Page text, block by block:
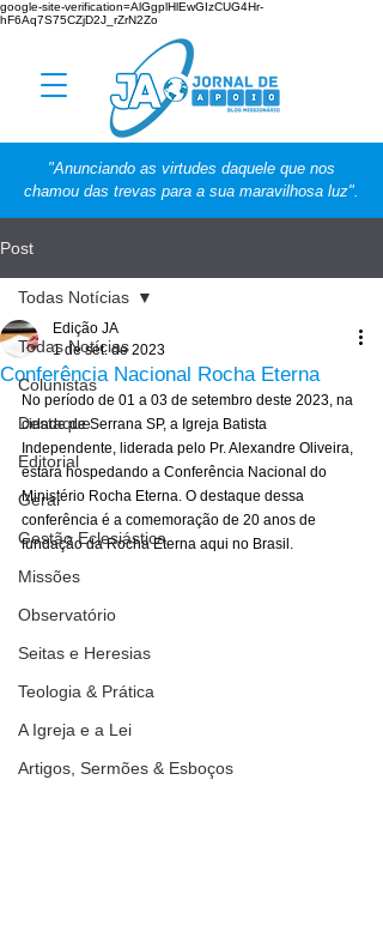
google-site-verification=AlGgplHlEwGIzCUG4Hr-
hF6Aq7S75CZjD2J_rZrN2Zo
"Anunciando as virtudes daquele que nos
chamou das trevas para a sua maravilhosa luz".
Post
Todas Notícias
Colunistas
Destaque
Editorial
Geral
Gestão Eclesiástica
Missões
Observatório
Seitas e Heresias
Teologia & Prática
A Igreja e a Lei
Artigos, Sermões & Esboços
Todas Notícias
Conferência Nacional Rocha Eterna
Edição JA
1 de set. de 2023
No período de 01 a 03 de setembro deste 2023, na
cidade de Serrana SP, a Igreja Batista
Independente, liderada pelo Pr. Alexandre Oliveira,
estará hospedando a Conferência Nacional do
Ministério Rocha Eterna. O destaque dessa
conferência é a comemoração de 20 anos de
fundação da Rocha Eterna aqui no Brasil.